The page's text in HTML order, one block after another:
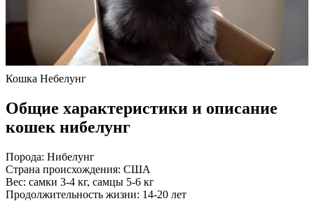
Кошка Небелунг
Общие характеристики и описание
кошек нибелунг
Порода: Нибелунг
Страна происхождения: США
Вес: самки 3-4 кг, самцы 5-6 кг
Продолжительность жизни: 14-20 лет